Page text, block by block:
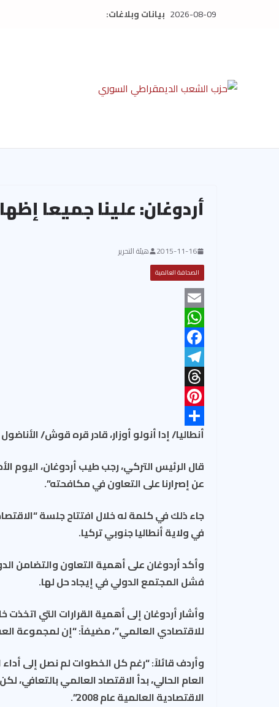
2026-08-09 بيانات وبلاغات:
أردوغان: علينا جميعا
2015-11-16 هيئة التحرير
الصحافة العالمية
E
m
a
W
h
a
t
s
A
p
F
a
c
e
b
o
T
e
e
r
m
T
h
r
a
s
P
i
t
r
e
t
S
a
e
أنطاليا/ إدا أنولو أوزار، قادر قره قوش/ الأناضول
قال الرئيس التركي، رجب طيب أردوغان، اليوم
عن إصرارنا على التعاون في مكافحته”.
جاء ذلك في كلمة له خلال افتتاح جلسة
في ولاية أنطاليا جنوبي تركيا.
وأكد أردوغان على أهمية التعاون والتضامن
فشل المجتمع الدولي في إيجاد حل لها.
وأشار أردوغان إلى أهمية القرارات التي
للاقتصادي العالمي”، مضيفاً: “إن لمجموعة
وأردف قائلاً: “رغم كل الخطوات لم نصل إلى
العام الحالي، بدأ الاقتصاد العالمي
الاقتصادية العالمية عام 2008”.